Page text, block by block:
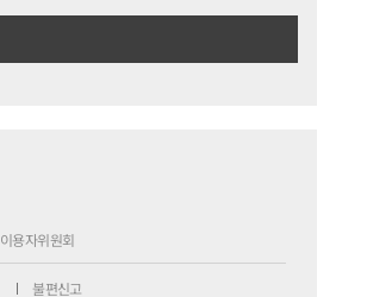
이용자위원회
불편신고